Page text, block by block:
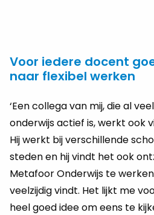
Voor iedere docent
naar flexibel werken
‘Een collega van mij, die al
onderwijs actief is, werkt ook
Hij werkt bij verschillende
steden en hij vindt het ook
Metafoor Onderwijs te
veelzijdig vindt. Het lijkt me
heel goed idee om eens te